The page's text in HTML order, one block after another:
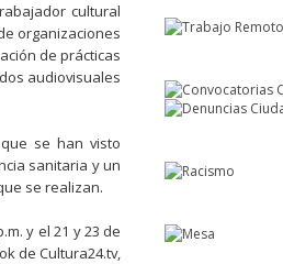
cultural
organizaciones
de prácticas
audiovisuales
se han visto
sanitaria y un
se realizan.
y el 21 y 23 de
de Cultura24.tv,